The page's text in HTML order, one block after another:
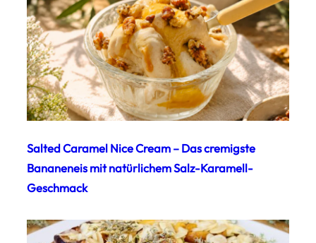
Salted Caramel Nice Cream – Das cremigste
Bananeneis mit natürlichem Salz-Karamell-
Geschmack